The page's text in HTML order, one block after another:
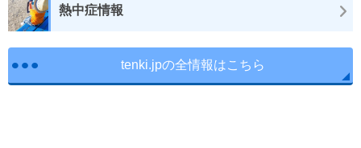
熱中症情報
tenki.jpの全情報はこちら